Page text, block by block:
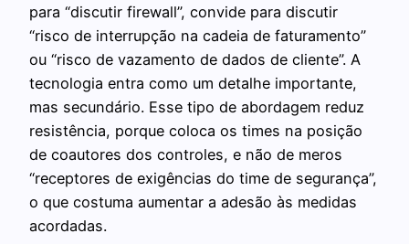
para “discutir firewall”, convide para discutir
“risco de interrupção na cadeia de faturamento”
ou “risco de vazamento de dados de cliente”. A
tecnologia entra como um detalhe importante,
mas secundário. Esse tipo de abordagem reduz
resistência, porque coloca os times na posição
de coautores dos controles, e não de meros
“receptores de exigências do time de segurança”,
o que costuma aumentar a adesão às medidas
acordadas.